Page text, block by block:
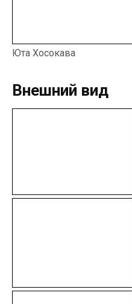
Юта Хосокава
Внешний вид